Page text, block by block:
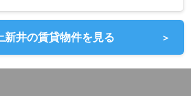
新井の賃貸物件を見る ＞